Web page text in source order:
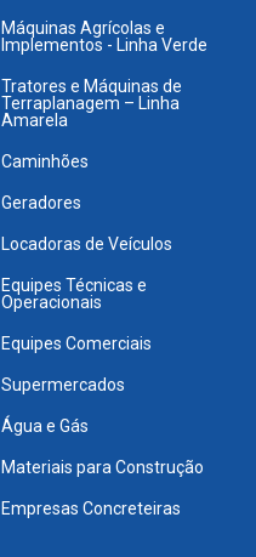
Máquinas Agrícolas e
Implementos - Linha Verde
Tratores e Máquinas de
Terraplanagem – Linha
Amarela
Caminhões
Geradores
Locadoras de Veículos
Equipes Técnicas e
Operacionais
Equipes Comerciais
Supermercados
Água e Gás
Materiais para Construção
Empresas Concreteiras